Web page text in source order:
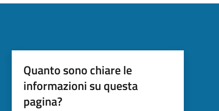
Quanto sono chiare le
informazioni su questa
pagina?